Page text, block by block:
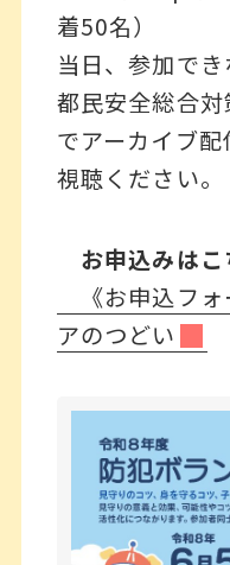
着50名）
当日、参加でき
都民安全総合
でアーカイブ
視聴ください。
お申込みはこ
《お申込フォ
アのつどい